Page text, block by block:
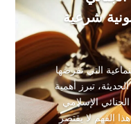
شرعية
التي تفرضها
تبرز أهمية
الإسلامي
الفهم لا يقتصر